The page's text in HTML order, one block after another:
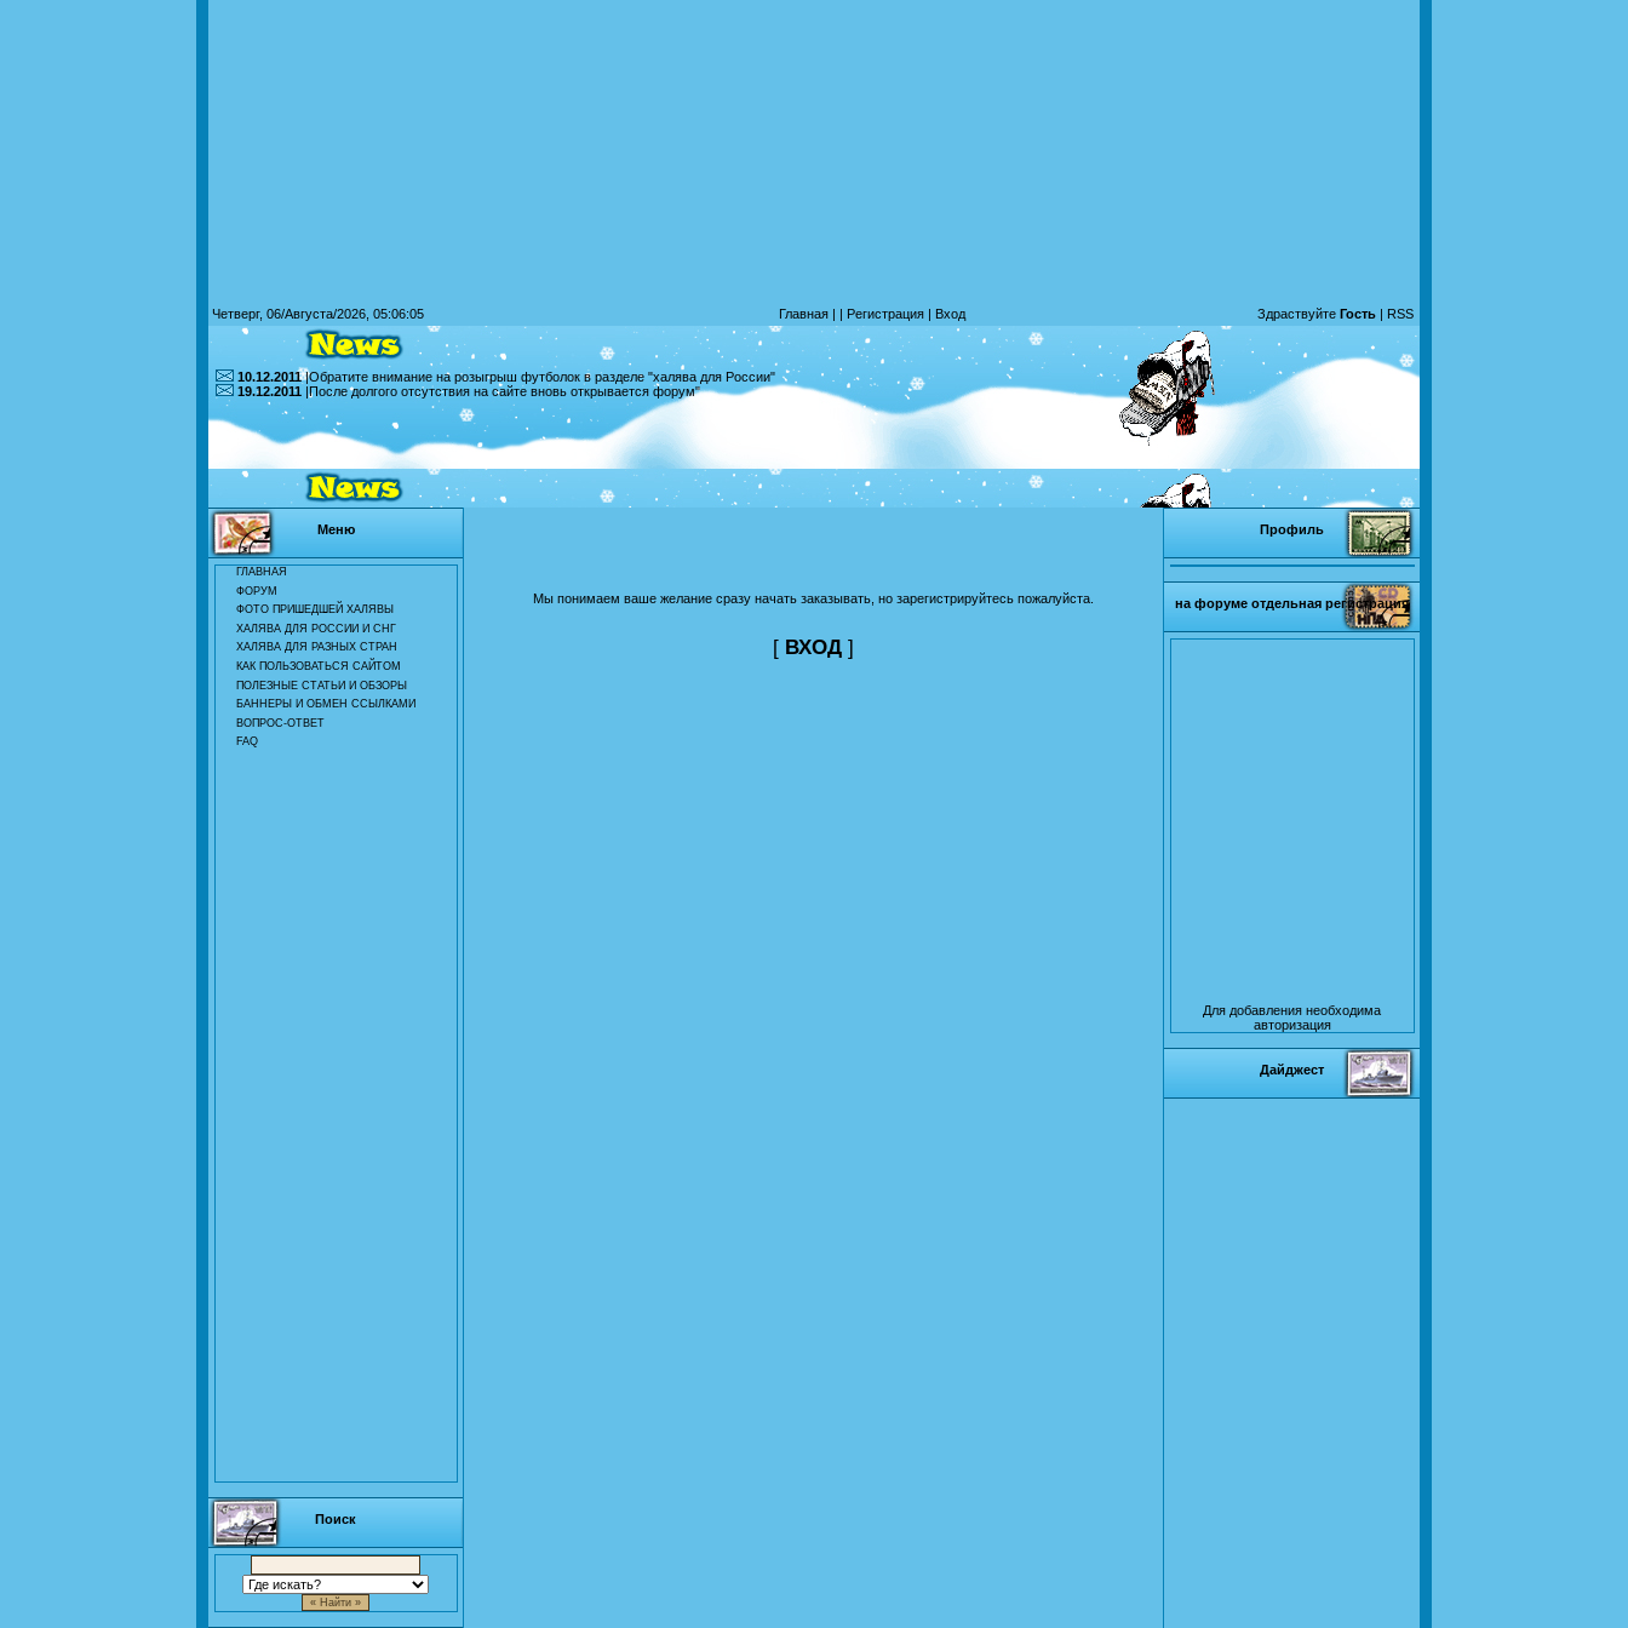
Четверг, 06/Августа/2026, 05:06:05 Главная| | Регистрация| Вход Здраствуйте Гость | RSS
10.12.2011|Обратите внимание на розыгрыш футболок в разделе "халява для России"
19.12.2011 |После долгого отсутствия на сайте вновь открывается форум"
Меню
ГЛАВНАЯ
ФОРУМ
ФОТО ПРИШЕДШЕЙ ХАЛЯВЫ
ХАЛЯВА ДЛЯ РОССИИ И СНГ
ХАЛЯВА ДЛЯ РАЗНЫХ СТРАН
КАК ПОЛЬЗОВАТЬСЯ САЙТОМ
ПОЛЕЗНЫЕ СТАТЬИ И ОБЗОРЫ
БАННЕРЫ И ОБМЕН ССЫЛКАМИ
ВОПРОС-ОТВЕТ
FAQ
Поиск
Мы понимаем ваше желание сразу начать заказывать, но зарегистрируйтесь пожалуйста.
[ ВХОД ]
Профиль
на форуме отдельная регистрация
Для добавления необходима
авторизация
Дайджест